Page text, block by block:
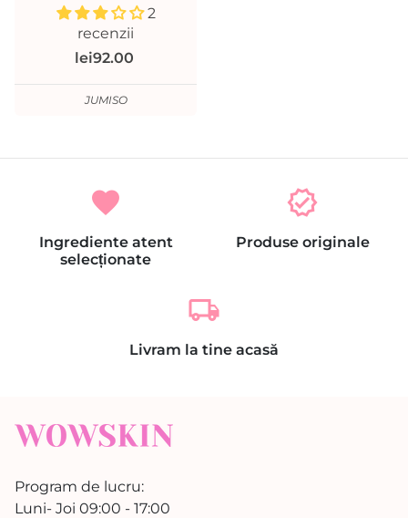
2
recenzii
lei92.00
JUMISO
favorite
Ingrediente atent
selecționate
verified
Produse originale
local_shipping
Livram la tine acasă
Program de lucru:
Luni- Joi 09:00 - 17:00